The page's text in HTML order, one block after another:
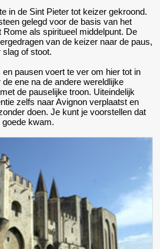
in de Sint Pieter tot keizer gekroond.
gelegd voor de basis van het
als spiritueel middelpunt. De
van de keizer naar de paus,
slag of stoot.
pausen voert te ver om hier tot in
ene na de andere wereldlijke
de pauselijke troon. Uiteindelijk
zelfs naar Avignon verplaatst en
doen. Je kunt je voorstellen dat
kwam.